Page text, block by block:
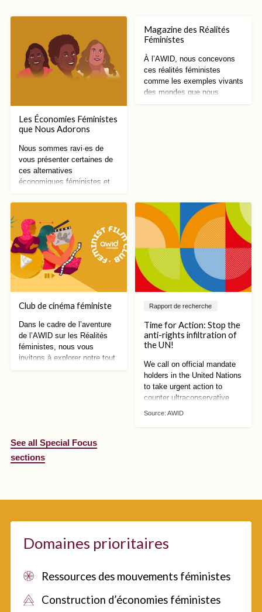
Les Économies Féministes
que Nous Adorons
Nous sommes ravi·es de
vous présenter certaines de
ces alternatives
économiques féministes et
monde qui nous inspirent!
Magazine des Réalités
Féministes
À l’AWID, nous concevons
ces réalités féministes
comme les exemples vivants
des mondes que nous
Club de cinéma féministe
Dans le cadre de l’aventure
de l’AWID sur les Réalités
féministes, nous vous
invitons à explorer notre tout
Rapport de recherche
Time for Action: Stop the
anti-rights infiltration of
the UN!
We call on official mandate
holders in the United Nations
to take urgent action to
counter ultraconservative
mobilisation against human
Source: AWID
See all Special Focus
sections
Domaines prioritaires
Ressources des mouvements féministes
Construction d’économies féministes